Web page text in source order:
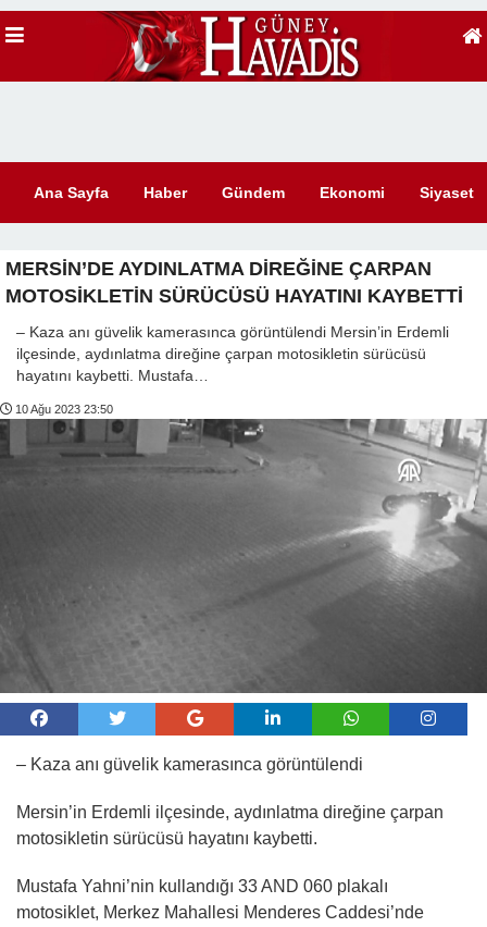
Ana Sayfa Haber Gündem Ekonomi Siyaset
MERSİN’DE AYDINLATMA DİREĞİNE ÇARPAN
MOTOSİKLETİN SÜRÜCÜSÜ HAYATINI KAYBETTİ
– Kaza anı güvelik kamerasınca görüntülendi Mersin’in Erdemli
ilçesinde, aydınlatma direğine çarpan motosikletin sürücüsü
hayatını kaybetti. Mustafa…
10 Ağu 2023 23:50
– Kaza anı güvelik kamerasınca görüntülendi
Mersin’in Erdemli ilçesinde, aydınlatma direğine çarpan
motosikletin sürücüsü hayatını kaybetti.
Mustafa Yahni’nin kullandığı 33 AND 060 plakalı
motosiklet, Merkez Mahallesi Menderes Caddesi’nde